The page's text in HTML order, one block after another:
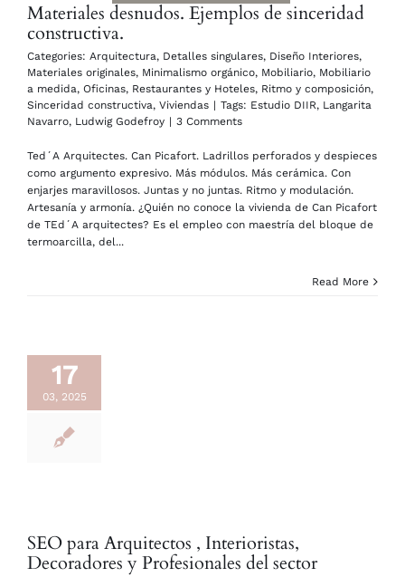
Materiales desnudos. Ejemplos de sinceridad
constructiva.
Categories: Arquitectura, Detalles singulares, Diseño Interiores,
Materiales originales, Minimalismo orgánico, Mobiliario, Mobiliario
a medida, Oficinas, Restaurantes y Hoteles, Ritmo y composición,
Sinceridad constructiva, Viviendas | Tags: Estudio DIIR, Langarita
Navarro, Ludwig Godefroy | 3 Comments
Ted´A Arquitectes. Can Picafort. Ladrillos perforados y despieces
como argumento expresivo. Más módulos. Más cerámica. Con
enjarjes maravillosos. Juntas y no juntas. Ritmo y modulación.
Artesanía y armonía. ¿Quién no conoce la vivienda de Can Picafort
de TEd´A arquitectes? Es el empleo con maestría del bloque de
termoarcilla, del...
Read More
17
03, 2025
SEO para Arquitectos , Interioristas,
Decoradores y Profesionales del sector